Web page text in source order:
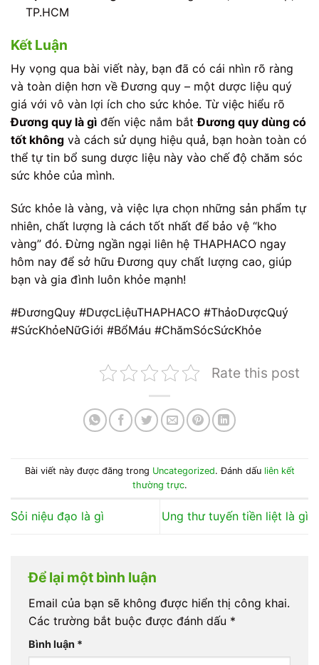
TP.HCM
Kết Luận
Hy vọng qua bài viết này, bạn đã có cái nhìn rõ ràng
và toàn diện hơn về Đương quy – một dược liệu quý
giá với vô vàn lợi ích cho sức khỏe. Từ việc hiểu rõ
Đương quy là gì đến việc nắm bắtĐương quy dùng có
tốt không và cách sử dụng hiệu quả, bạn hoàn toàn có
thể tự tin bổ sung dược liệu này vào chế độ chăm sóc
sức khỏe của mình.
Sức khỏe là vàng, và việc lựa chọn những sản phẩm tự
nhiên, chất lượng là cách tốt nhất để bảo vệ “kho
vàng” đó. Đừng ngần ngại liên hệ THAPHACO ngay
hôm nay để sở hữu Đương quy chất lượng cao, giúp
bạn và gia đình luôn khỏe mạnh!
#ĐươngQuy #DượcLiệuTHAPHACO #ThảoDượcQuý
#SứcKhỏeNữGiới #BổMáu #ChămSócSứcKhỏe
Rate this post
Bài viết này được đăng trong Uncategorized. Đánh dấu liên kết
thường trực.
Sỏi niệu đạo là gì Ung thư tuyến tiền liệt là gì
Để lại một bình luận
Email của bạn sẽ không được hiển thị công khai.
Các trường bắt buộc được đánh dấu *
Bình luận *